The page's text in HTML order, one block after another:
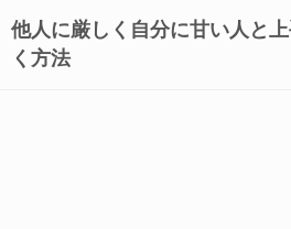
他人に厳しく自分に甘い人と
く方法